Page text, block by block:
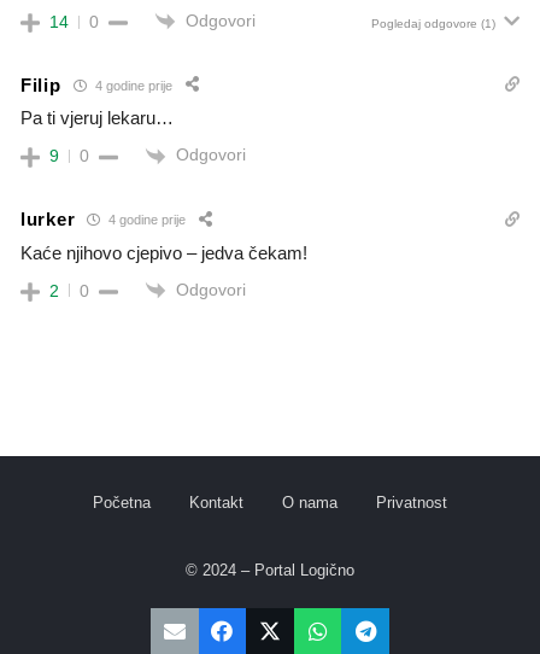
14 0 Odgovori Pogledaj odgovore (1)
Filip 4 godine prije
Pa ti vjeruj lekaru…
9 0 Odgovori
lurker 4 godine prije
Kaće njihovo cjepivo – jedva čekam!
2 0 Odgovori
Početna Kontakt O nama Privatnost
© 2024 – Portal Logično